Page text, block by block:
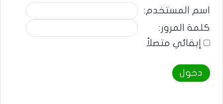
اسم المستخدم:
كلمة المرور:
إبقائي متصلاً
دخول